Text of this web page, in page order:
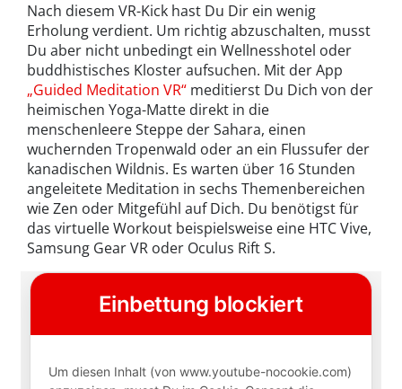
Nach diesem VR-Kick hast Du Dir ein wenig
Erholung verdient. Um richtig abzuschalten, musst
Du aber nicht unbedingt ein Wellnesshotel oder
buddhistisches Kloster aufsuchen. Mit der App
„Guided Meditation VR“ meditierst Du Dich von der
heimischen Yoga-Matte direkt in die
menschenleere Steppe der Sahara, einen
wuchernden Tropenwald oder an ein Flussufer der
kanadischen Wildnis. Es warten über 16 Stunden
angeleitete Meditation in sechs Themenbereichen
wie Zen oder Mitgefühl auf Dich. Du benötigst für
das virtuelle Workout beispielsweise eine HTC Vive,
Samsung Gear VR oder Oculus Rift S.